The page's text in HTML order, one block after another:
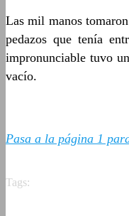
Las mil manos
pedazos que tenía
impronunciable tuvo
vacío.
Pasa a la página 1
Tags: